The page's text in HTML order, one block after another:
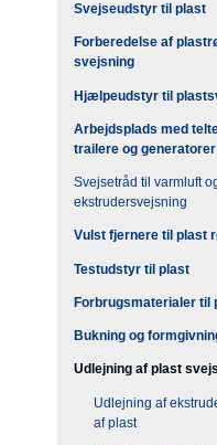
Svejseudstyr til plast
Forberedelse af
svejsning
Hjælpeudstyr til
Arbejdsplads med
trailere og generatorer
Svejsetråd til varmluft
ekstrudersvejsning
Vulst fjernere til plast
Testudstyr til plast
Forbrugsmaterialer til
Bukning og
Udlejning af plast
Udlejning af
af plast